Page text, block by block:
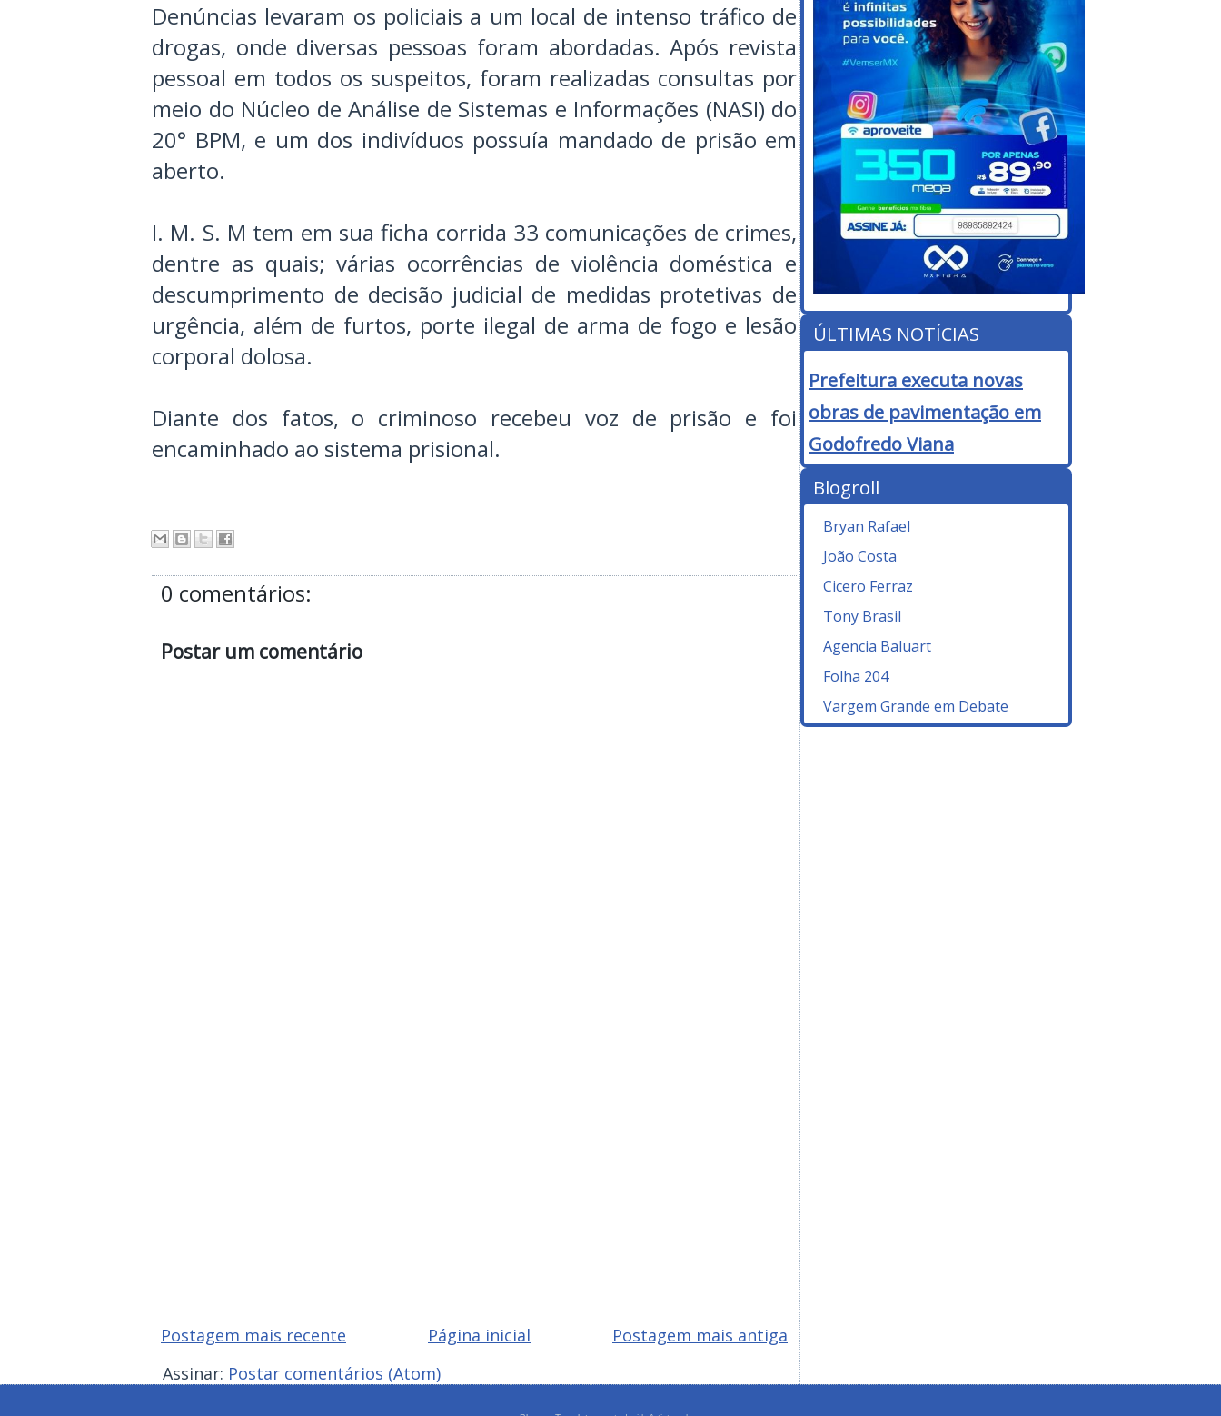
Denúncias levaram os policiais a um local de intenso tráfico de
drogas, onde diversas pessoas foram abordadas. Após revista
pessoal em todos os suspeitos, foram realizadas consultas por
meio do Núcleo de Análise de Sistemas e Informações (NASI) do
20° BPM, e um dos indivíduos possuía mandado de prisão em
aberto.
I. M. S. M tem em sua ficha corrida 33 comunicações de crimes,
dentre as quais; várias ocorrências de violência doméstica e
descumprimento de decisão judicial de medidas protetivas de
urgência, além de furtos, porte ilegal de arma de fogo e lesão
corporal dolosa.
Diante dos fatos, o criminoso recebeu voz de prisão e foi
encaminhado ao sistema prisional.
0 comentários:
Postar um comentário
Postagem mais recente Postagem mais antiga
Página inicial
Assinar: Postar comentários (Atom)
ÚLTIMAS NOTÍCIAS
Prefeitura executa novas
obras de pavimentação em
Godofredo Viana
Blogroll
Bryan Rafael
João Costa
Cicero Ferraz
Tony Brasil
Agencia Baluart
Folha 204
Vargem Grande em Debate